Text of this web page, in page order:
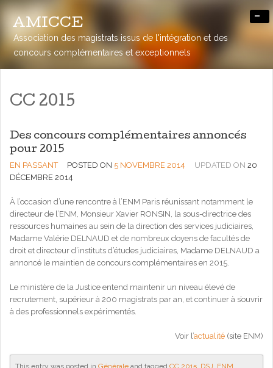
AMICCE
Association des magistrats issus de l'intégration et des
concours complémentaires et exceptionnels
-
CC 2015
Des concours complémentaires annoncés
pour 2015
EN PASSANT POSTED ON 5 NOVEMBRE 2014 UPDATED ON 20
DÉCEMBRE 2014
À l’occasion d’une rencontre à l’ENM Paris réunissant notamment le
directeur de l’ENM, Monsieur Xavier RONSIN, la sous-directrice des
ressources humaines au sein de la direction des services judiciaires,
Madame Valérie DELNAUD et de nombreux doyens de facultés de
droit et directeur d’instituts d’études judiciaires, Madame DELNAUD a
annoncé le maintien de concours complémentaires en 2015.
Le ministère de la Justice entend maintenir un niveau élevé de
recrutement, supérieur à 200 magistrats par an, et continuer à s’ouvrir
à des professionnels expérimentés.
Voir l’actualité (site ENM)
This entry was posted in Générale and tagged CC 2015, DSJ, ENM.